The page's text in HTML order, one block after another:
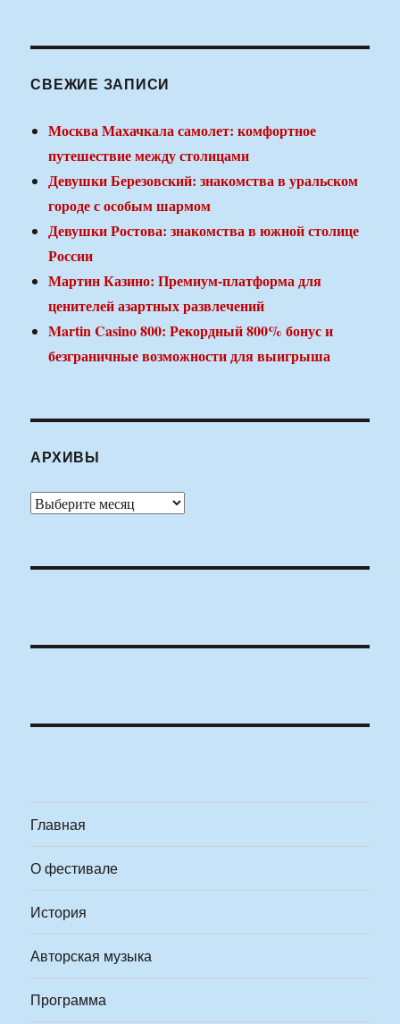
СВЕЖИЕ ЗАПИСИ
Москва Махачкала самолет: комфортное
путешествие между столицами
Девушки Березовский: знакомства в уральском
городе с особым шармом
Девушки Ростова: знакомства в южной столице
России
Мартин Казино: Премиум-платформа для
ценителей азартных развлечений
Martin Casino 800: Рекордный 800% бонус и
безграничные возможности для выигрыша
АРХИВЫ
Архивы
Главная
О фестивале
История
Авторская музыка
Программа